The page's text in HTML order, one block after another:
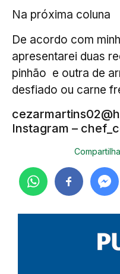
Na próxima coluna
De acordo com
apresentarei duas
pinhão e outra de
desfiado ou carne
Instagram –